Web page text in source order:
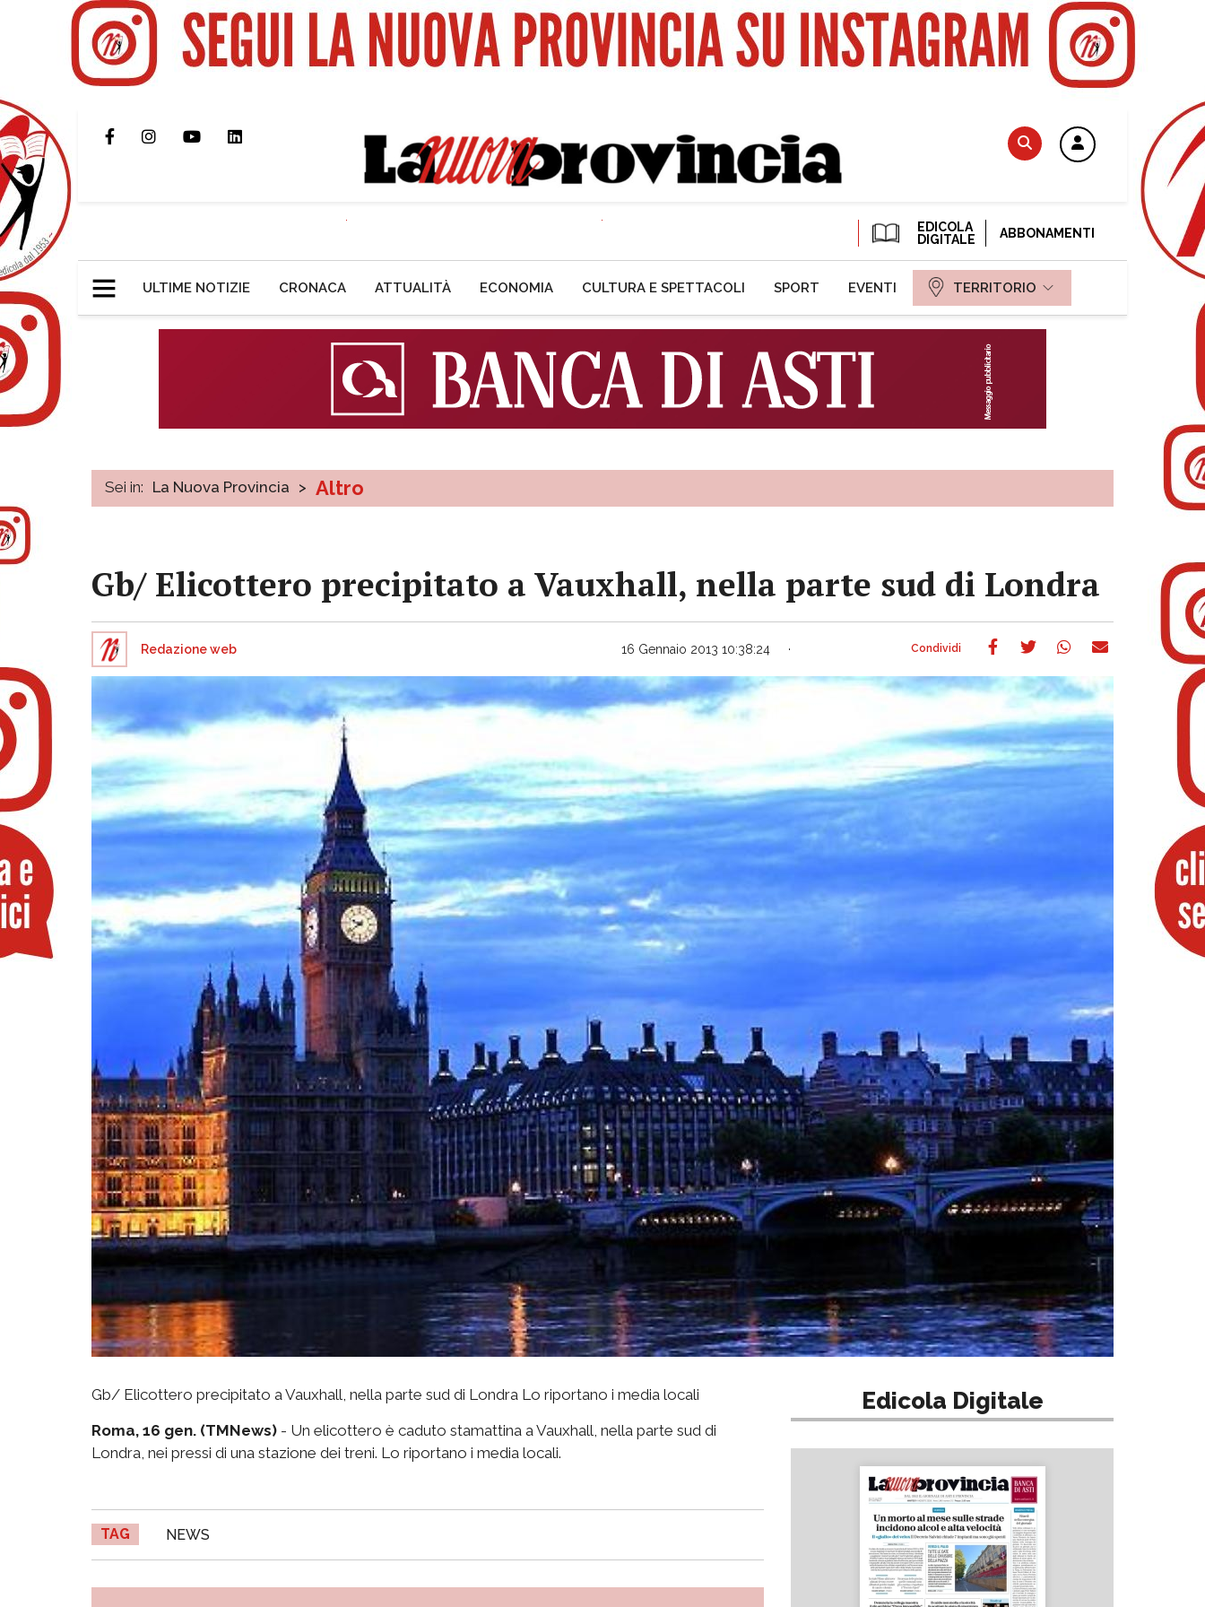
EDICOLA
DIGITALE
ABBONAMENTI
ULTIME NOTIZIE CRONACA ATTUALITÀ ECONOMIA CULTURA E SPETTACOLI SPORT EVENTI TERRITORIO
Sei in: La Nuova Provincia > Altro
Gb/ Elicottero precipitato a Vauxhall, nella parte sud di Londra
Redazione web 16 Gennaio 2013 10:38:24
Gb/ Elicottero precipitato a Vauxhall, nella parte sud di Londra Lo riportano i media locali
Roma, 16 gen. (TMNews) - Un elicottero è caduto stamattina a Vauxhall, nella parte sud di
Londra, nei pressi di una stazione dei treni. Lo riportano i media locali.
TAG NEWS
Edicola Digitale